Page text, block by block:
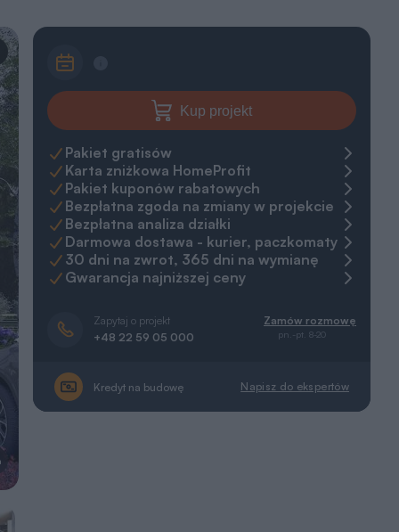
Kup projekt
Pakiet gratisów
Karta zniżkowa HomeProfit
Pakiet kuponów rabatowych
Bezpłatna zgoda na zmiany w projekcie
Bezpłatna analiza działki
Darmowa dostawa - kurier, paczkomaty
30 dni na zwrot, 365 dni na wymianę
Gwarancja najniższej ceny
Zapytaj o projekt
+48 22 59 05 000
Zamów rozmowę
pn.-pt. 8-20
Kredyt na budowę Napisz do ekspertów